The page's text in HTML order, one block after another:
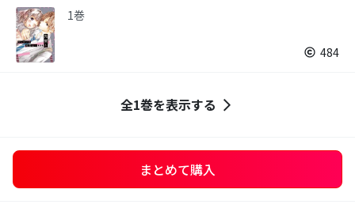
1巻
484
全1巻を表示する
まとめて購入